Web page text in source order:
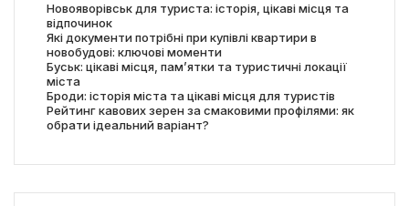
Новояворівськ для туриста: історія, цікаві місця та
відпочинок
Які документи потрібні при купівлі квартири в
новобудові: ключові моменти
Буськ: цікаві місця, пам’ятки та туристичні локації
міста
Броди: історія міста та цікаві місця для туристів
Рейтинг кавових зерен за смаковими профілями: як
обрати ідеальний варіант?